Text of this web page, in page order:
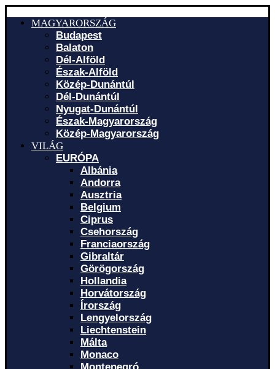
MAGYARORSZÁG
Budapest
Balaton
Dél-Alföld
Észak-Alföld
Közép-Dunántúl
Dél-Dunántúl
Nyugat-Dunántúl
Észak-Magyarország
Közép-Magyarország
VILÁG
EURÓPA
Albánia
Andorra
Ausztria
Belgium
Ciprus
Csehország
Franciaország
Gibraltár
Görögország
Hollandia
Horvátország
Írország
Lengyelország
Liechtenstein
Málta
Monaco